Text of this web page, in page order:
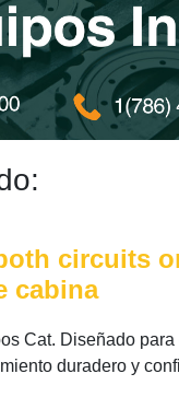
circuits
cabina
Cat. Diseñado
duradero y